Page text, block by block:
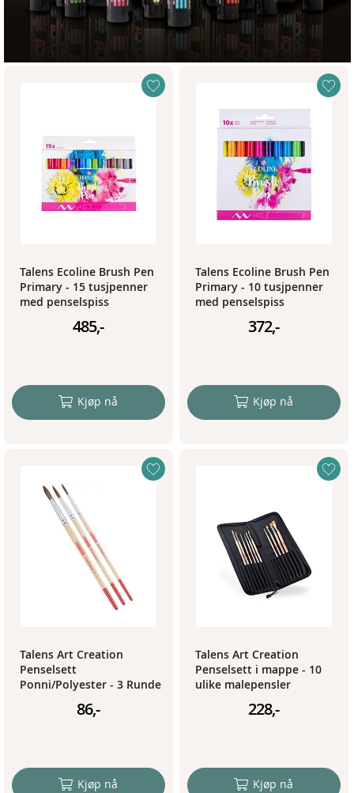
Talens Ecoline Brush Pen
Primary - 15 tusjpenner
med penselspiss
485,-
Kjøp nå
Talens Ecoline Brush Pen
Primary - 10 tusjpenner
med penselspiss
372,-
Kjøp nå
Talens Art Creation
Penselsett
Ponni/Polyester - 3 Runde
86,-
Kjøp nå
Talens Art Creation
Penselsett i mappe - 10
ulike malepensler
228,-
Kjøp nå